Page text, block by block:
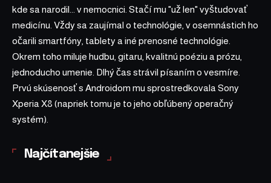
kde sa narodil... v nemocnici. Stačí mu "už len" vyštudovať
medicínu. Vždy sa zaujímal o technológie, v osemnástich ho
očarili smartfóny, tablety a iné prenosné technológie.
Okrem toho miluje hudbu, gitaru, kvalitnú poéziu a prózu,
jednoducho umenie. Dlhý čas strávil písaním o vesmíre.
Prvú skúsenosť s Androidom mu sprostredkovala Sony
Xperia X8 (napriek tomu je to jeho obľúbený operačný
systém).
Najčítanejšie